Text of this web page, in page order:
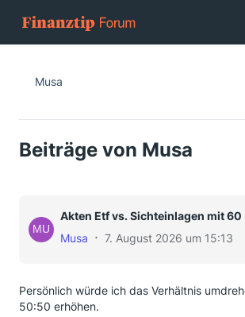
Musa
Beiträge von Musa
Akten Etf vs. Sichteinlagen mit 60
Musa
7. August 2026 um 15:13
Persönlich würde ich das Verhältnis
50:50 erhöhen.